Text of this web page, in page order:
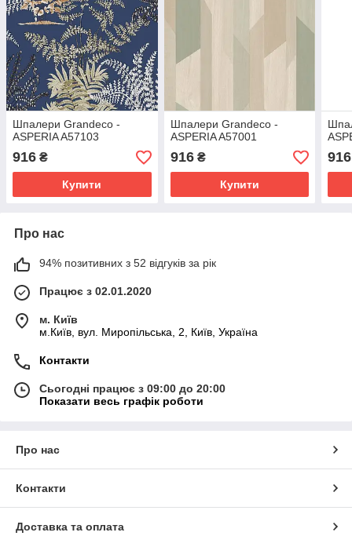
Шпалери Grandeco -
ASPERIA A57103
916 ₴
Купити
Шпалери Grandeco -
ASPERIA A57001
916₴
Купити
916
Про нас
94% позитивних з 52 відгуків за рік
Працює з 02.01.2020
м. Київ
м.Київ, вул. Миропільська, 2, Київ, Україна
Контакти
Сьогодні працює з 09:00 до 20:00
Показати весь графік роботи
Про нас
Контакти
Доставка та оплата